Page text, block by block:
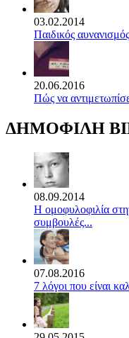
03.02.2014
Παιδικός
20.06.2016
Πώς να
ΔΗΜΟΦΙΛΗ
08.09.2014
Η ομοφυλοφιλία
συμβουλές...
07.08.2016
7 λόγοι που είναι